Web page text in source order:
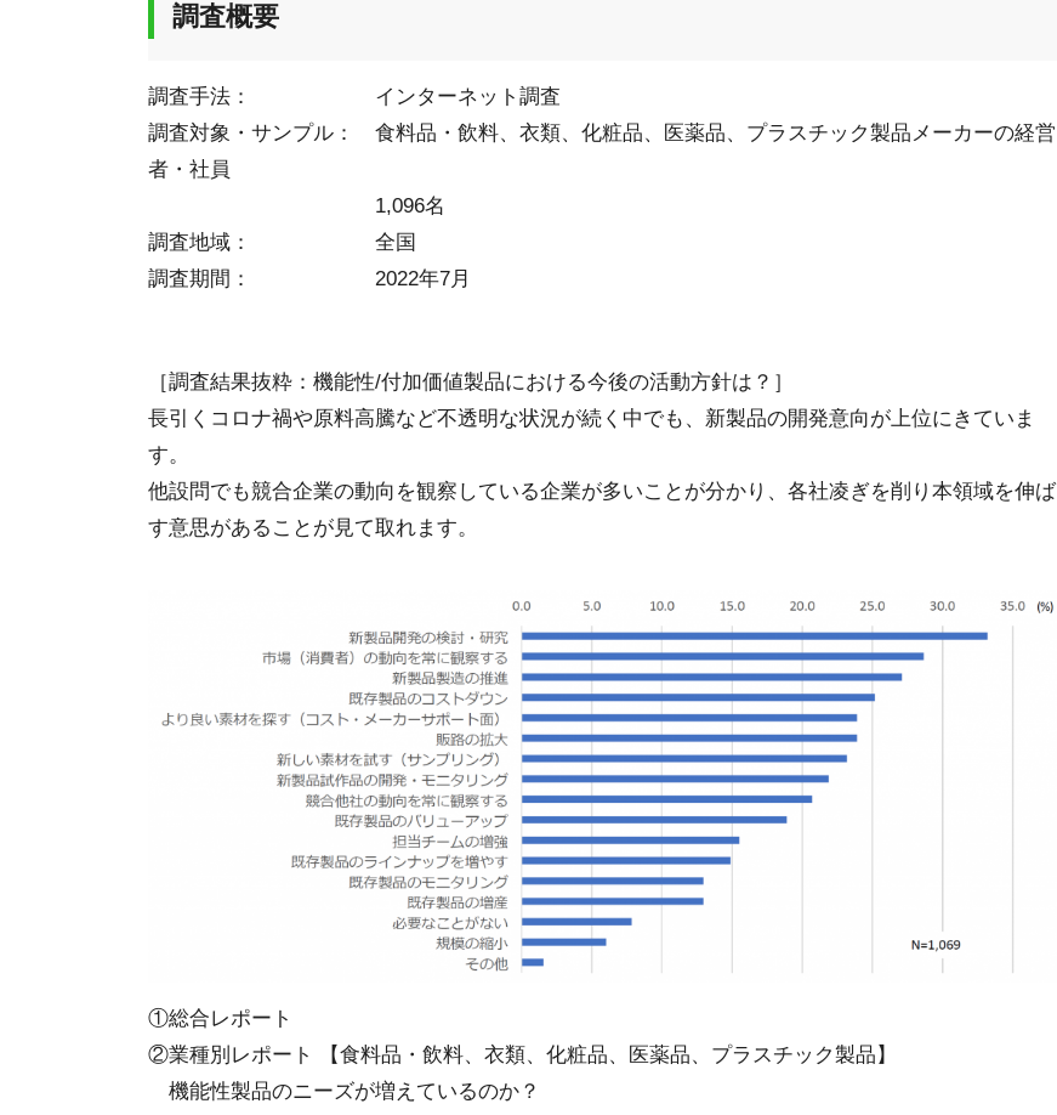
調査概要
調査手法： インターネット調査
調査対象・サンプル： 食料品・飲料、衣類、化粧品、医薬品、プラスチック製品メーカーの経営
者・社員
1,096名
調査地域： 全国
調査期間： 2022年7月
［調査結果抜粋：機能性/付加価値製品における今後の活動方針は？］
長引くコロナ禍や原料高騰など不透明な状況が続く中でも、新製品の開発意向が上位にきていま
す。
他設問でも競合企業の動向を観察している企業が多いことが分かり、各社凌ぎを削り本領域を伸ば
す意思があることが見て取れます。
①総合レポート
②業種別レポート 【食料品・飲料、衣類、化粧品、医薬品、プラスチック製品】
機能性製品のニーズが増えているのか？